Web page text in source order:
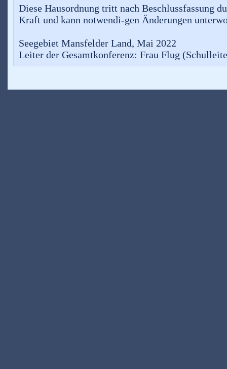
Diese Hausordnung tritt nach Beschlussfassung
Kraft und kann notwendi-gen Änderungen
Seegebiet Mansfelder Land, Mai 2022
Leiter der Gesamtkonferenz: Frau Flug